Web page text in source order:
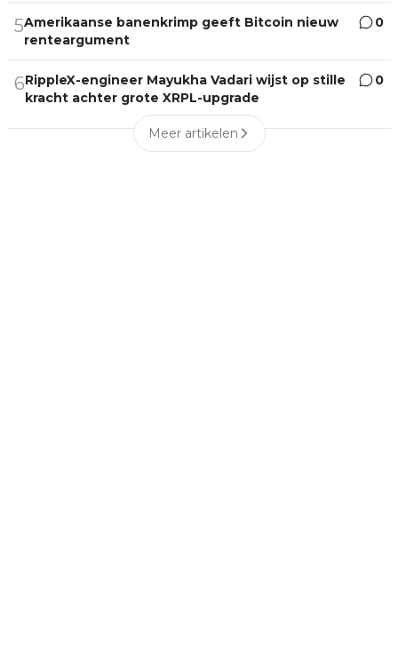
5Amerikaanse banenkrimp geeft Bitcoin nieuw
renteargument
0
6RippleX-engineer Mayukha Vadari wijst op stille
kracht achter grote XRPL-upgrade
0
Meer artikelen